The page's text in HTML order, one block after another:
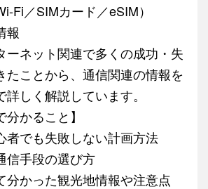
Fi／SIMカード／eSIM）
報
ーネット関連で多くの成功・失
たことから、通信関連の情報を
しく解説しています。
分かること】
者でも失敗しない計画方法
信手段の選び方
分かった観光地情報や注意点